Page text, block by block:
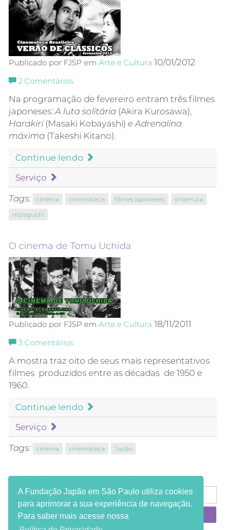
Publicado por FJSP em Arte e Cultura 10/01/2012
2 Comentários
Na programação de fevereiro entram três filmes
japoneses:A luta solitária (Akira Kurosawa),
Harakiri(Masaki Kobayashi) eAdrenalina
máxima (Takeshi Kitano).
Continue lendo
Serviço
Tags: cinema cinemateca filmes japoneses
imamura
mizoguchi
O cinema de Tomu Uchida
Publicado por FJSP em Arte e Cultura 18/11/2011
3 Comentários
A mostra traz oito de seus mais representativos
filmes produzidos entre as décadas de 1950 e
1960.
Continue lendo
Serviço
Tags: cinema cinemateca Japão
Receba informações em seu e-mail:
A Fundação Japão em São Paulo utiliza cookies
para aprimorar a sua experiência de navegação.
Para saber mais acesse nossa